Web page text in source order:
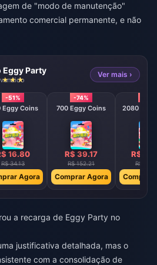
de "modo de manutenção"
comercial permanente, e não
Eggy Party Ver mais ›
-51%
300 Eggy Coins
16.80
R$ 34.13
Agora
-74%
700 Eggy Coins
R$ 39.17
R$ 152.21
Comprar Agora
R$
R$
Comprar
a recarga de Eggy Party no
justificativa detalhada, mas o
com a consolidação de